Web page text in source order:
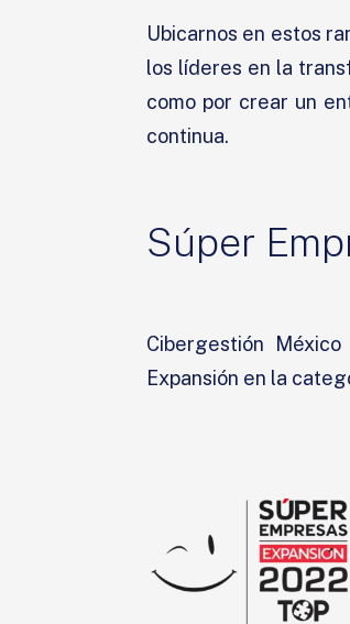
Ubicarnos en estos
los líderes en la
como por crear un
continua.
Súper
Cibergestión
Expansión en la